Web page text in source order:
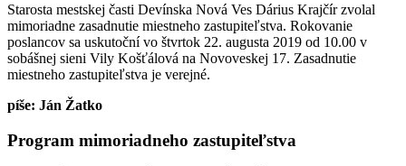
Starosta mestskej časti Devínska Nová Ves Dárius Krajčír zvolal
mimoriadne zasadnutie miestneho zastupiteľstva. Rokovanie
poslancov sa uskutoční vo štvrtok 22. augusta 2019 od 10.00 v
sobášnej sieni Vily Košťálová na Novoveskej 17. Zasadnutie
miestneho zastupiteľstva je verejné.
píše: Ján Žatko
Program mimoriadneho zastupiteľstva